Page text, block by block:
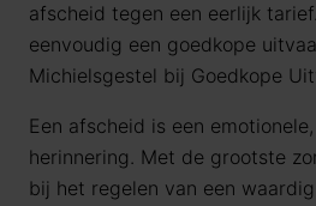
afscheid tegen een eerlijk
eenvoudig een goedkope
Michielsgestel bij Goedkope
Een afscheid is een
herinnering. Met de grootste
bij het regelen van een